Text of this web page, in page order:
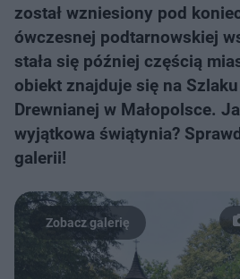
został wzniesiony pod
ówczesnej podtarnowskiej
stała się później częścią
obiekt znajduje się na
Drewnianej w Małopolsce.
wyjątkowa świątynia?
galerii!